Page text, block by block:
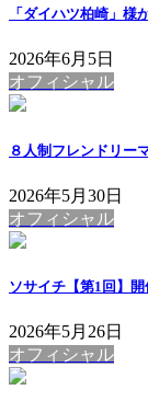
「ダイハツ柏崎」様
2026年6月5日
オフィシャル
８人制フレンドリー
2026年5月30日
オフィシャル
ソサイチ【第1回】
2026年5月26日
オフィシャル